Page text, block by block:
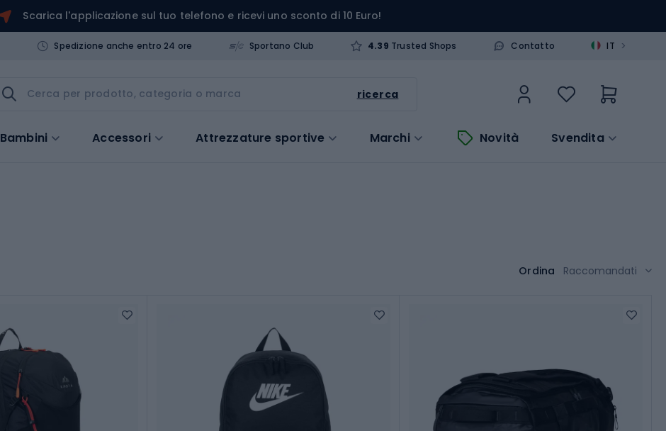
Scarica l'applicazione sul tuo telefono e ricevi uno sconto di 10 Euro!
Spedizione anche entro 24 ore Sportano Club 4.39 Trusted Shops Contatto IT >
ricerca
Bambini Accessori Attrezzature sportive Marchi Novità Svendita
Ordina Raccomandati